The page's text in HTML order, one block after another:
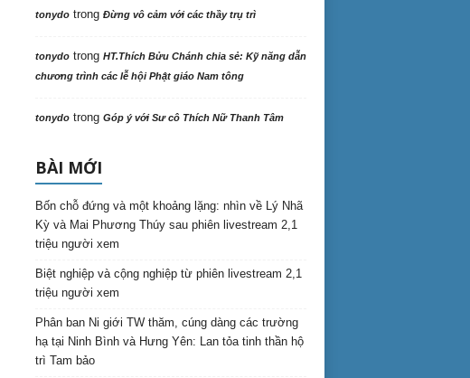
tonydotrong Đừng vô cảm với các thầy trụ trì
tonydotrong HT.Thích Bửu Chánh chia sẻ: Kỹ năng dẫn
chương trình các lễ hội Phật giáo Nam tông
tonydotrong Góp ý với Sư cô Thích Nữ Thanh Tâm
BÀI MỚI
Bốn chỗ đứng và một khoảng lặng: nhìn về Lý Nhã
Kỳ và Mai Phương Thúy sau phiên livestream 2,1
triệu người xem
Biệt nghiệp và cộng nghiệp từ phiên livestream 2,1
triệu người xem
Phân ban Ni giới TW thăm, cúng dàng các trường
hạ tại Ninh Bình và Hưng Yên: Lan tỏa tinh thần hộ
trì Tam bảo